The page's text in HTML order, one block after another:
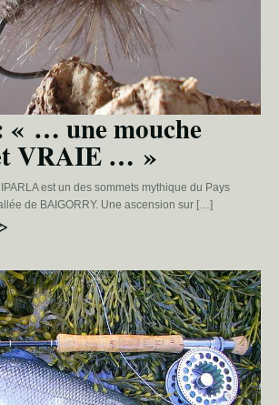
… une mouche
VRAIE … »
est un des sommets mythique du Pays
de BAIGORRY. Une ascension sur […]